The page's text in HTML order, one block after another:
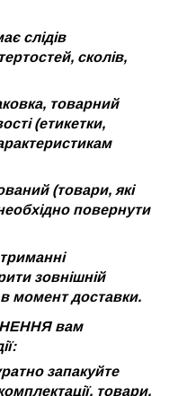
слідів
сколів,
товарний
(етикетки,
(товари, які
повернути
зовнішній
момент доставки.
вам
запакуйте
товари,